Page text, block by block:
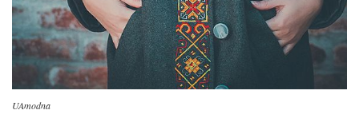
UAmodna